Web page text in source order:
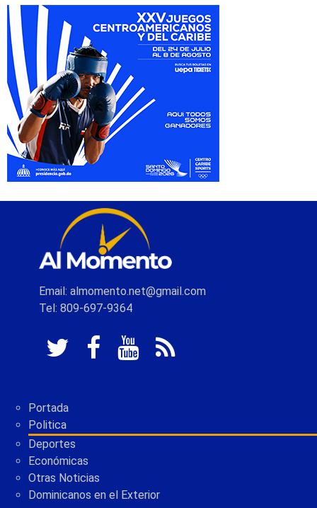
Email: almomento.net@gmail.com
Tel: 809-697-9364
Portada
Politica
Deportes
Económicas
Otras Noticias
Dominicanos en el Exterior